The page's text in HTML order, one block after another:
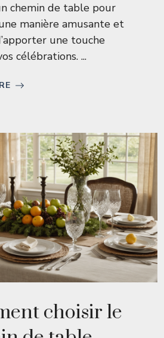
chemin de table pour
manière amusante et
une touche
célébrations. ...
choisir le